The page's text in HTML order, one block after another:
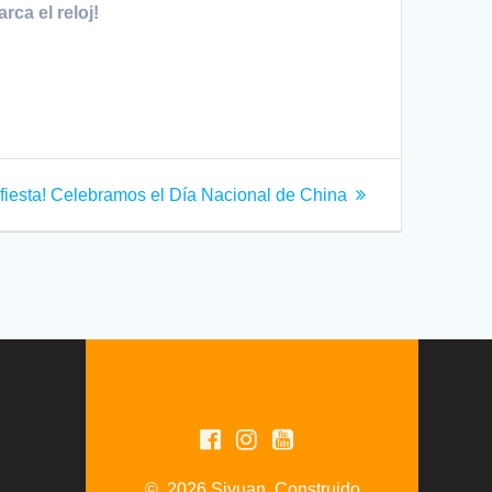
el reloj!
fiesta! Celebramos el Día Nacional de China